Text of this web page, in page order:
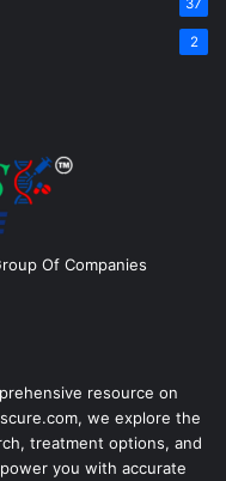
37
2
Of Companies
resource on
we explore the
treatment options, and
you with accurate